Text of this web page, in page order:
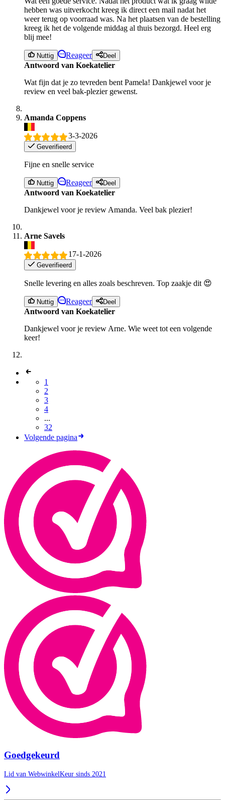
hebben was uitverkocht kreeg ik direct een mail nadat het
weer terug op voorraad was. Na het plaatsen van de bestelling
kreeg ik het de volgende middag al thuis bezorgd. Heel erg
blij mee!
Nuttig Reageer Deel
Antwoord van Koekatelier
Wat fijn dat je zo tevreden bent Pamela! Dankjewel voor je
review en veel bak-plezier gewenst.
Amanda Coppens
3-3-2026
Geverifieerd
Fijne en snelle service
Nuttig Reageer Deel
Antwoord van Koekatelier
Dankjewel voor je review Amanda. Veel bak plezier!
Arne Savels
17-1-2026
Geverifieerd
Snelle levering en alles zoals beschreven. Top zaakje dit 😍
Nuttig Reageer Deel
Antwoord van Koekatelier
Dankjewel voor je review Arne. Wie weet tot een volgende
keer!
1
2
3
4
...
32
Volgende pagina
Goedgekeurd
Lid van WebwinkelKeur sinds 2021